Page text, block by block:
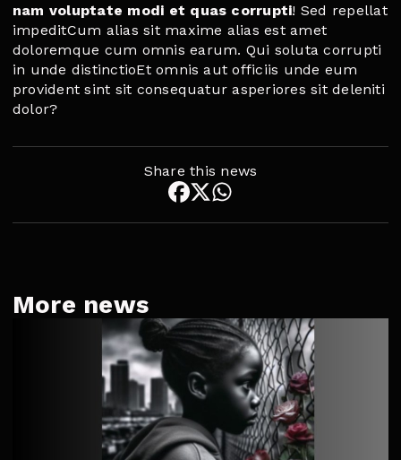
nam voluptate modi et quas corrupti! Sed repellat
impeditCum alias sit maxime alias est amet
doloremque cum omnis earum. Qui soluta corrupti
in unde distinctioEt omnis aut officiis unde eum
provident sint sit consequatur asperiores sit deleniti
dolor?
Share this news
More news